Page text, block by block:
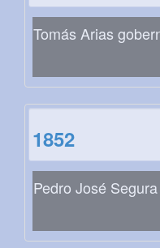
Tomás Arias
1852
Pedro José